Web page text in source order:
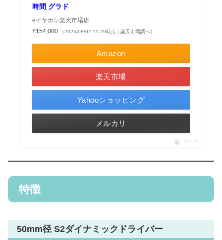
時間 グラド
eイヤホン楽天市場店
¥154,000
（2026/08/02 11:29時点 | 楽天市場調べ）
Amazon
楽天市場
Yahooショッピング
メルカリ
ポチップ
特徴
50mm径 S2ダイナミックドライバー